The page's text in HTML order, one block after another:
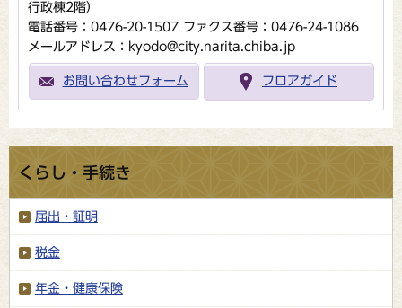
行政棟2階）
電話番号：0476-20-1507 ファクス番号：0476-24-1086
メールアドレス：kyodo@city.narita.chiba.jp
お問い合わせフォーム フロアガイド
くらし・手続き
届出・証明
税金
年金・健康保険